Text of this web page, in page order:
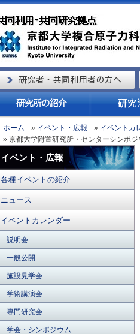
ホーム » イベント・広報 » イベントカ
» 京都大学附置研究所・センターシンポ
イベント・広報
各種イベントの紹介
ニュース
イベントカレンダー
説明会
一般公開
施設見学会
学術講演会
専門研究会
学会・シンポジウム